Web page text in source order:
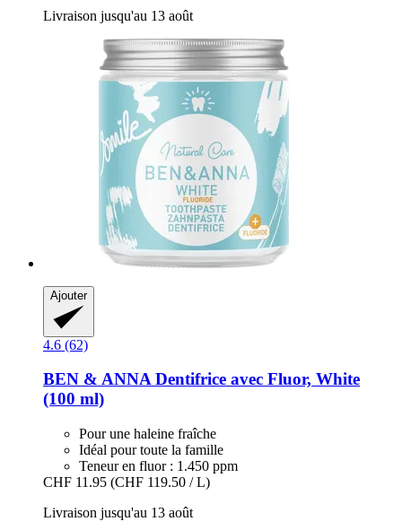
Livraison jusqu'au 13 août
Ajouter
4.6 (62)
BEN & ANNADentifrice avec Fluor, White
(100 ml)
Pour une haleine fraîche
Idéal pour toute la famille
Teneur en fluor : 1.450 ppm
CHF 11.95 (CHF 119.50 / L)
Livraison jusqu'au 13 août